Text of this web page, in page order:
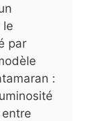
le
par
: